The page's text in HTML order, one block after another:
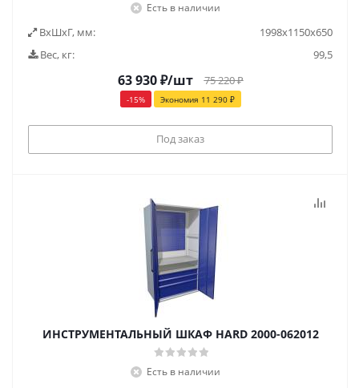
Есть в наличии
ВxШxГ, мм:
1998x1150x650
Вес, кг:
99,5
63 930₽/шт 75 220₽
-15% Экономия 11 290₽
Под заказ
ИНСТРУМЕНТАЛЬНЫЙ ШКАФ HARD 2000-062012
Есть в наличии